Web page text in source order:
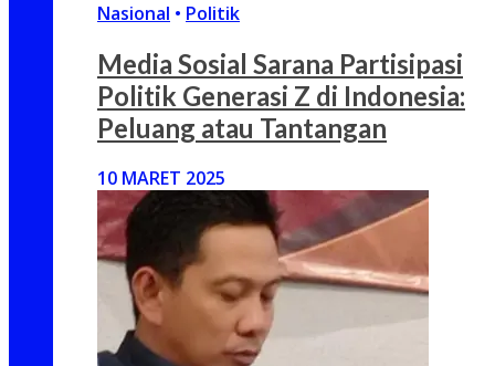
Nasional • Politik
Media Sosial Sarana Partisipasi
Politik Generasi Z di Indonesia:
Peluang atau Tantangan
10 MARET 2025